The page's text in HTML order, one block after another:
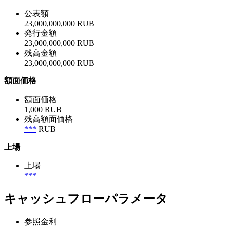
公表額
23,000,000,000 RUB
発行金額
23,000,000,000 RUB
残高金額
23,000,000,000 RUB
額面価格
額面価格
1,000 RUB
残高額面価格
*** RUB
上場
上場
***
キャッシュフローパラメータ
参照金利